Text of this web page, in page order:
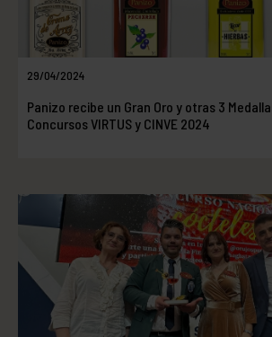
29/04/2024
Panizo recibe un Gran Oro y otras 3
Concursos VIRTUS y CINVE 2024